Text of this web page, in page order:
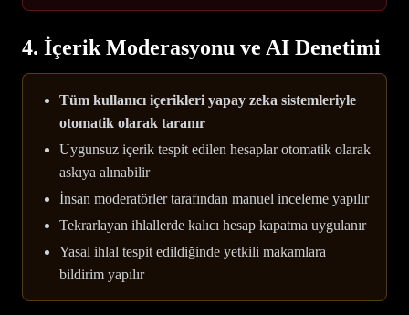
4. İçerik Moderasyonu ve AI Denetimi
Tüm kullanıcı içerikleri yapay zeka sistemleriyle
otomatik olarak taranır
Uygunsuz içerik tespit edilen hesaplar otomatik olarak
askıya alınabilir
İnsan moderatörler tarafından manuel inceleme yapılır
Tekrarlayan ihlallerde kalıcı hesap kapatma uygulanır
Yasal ihlal tespit edildiğinde yetkili makamlara
bildirim yapılır